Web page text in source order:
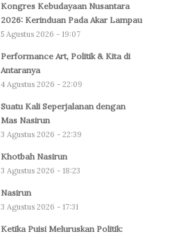
Kongres Kebudayaan Nusantara
2026: Kerinduan Pada Akar Lampau
5 Agustus 2026 - 19:07
Performance Art, Politik & Kita di
Antaranya
4 Agustus 2026 - 22:09
Suatu Kali Seperjalanan dengan
Mas Nasirun
3 Agustus 2026 - 22:39
Khotbah Nasirun
3 Agustus 2026 - 18:23
Nasirun
3 Agustus 2026 - 17:31
Ketika Puisi Meluruskan Politik: